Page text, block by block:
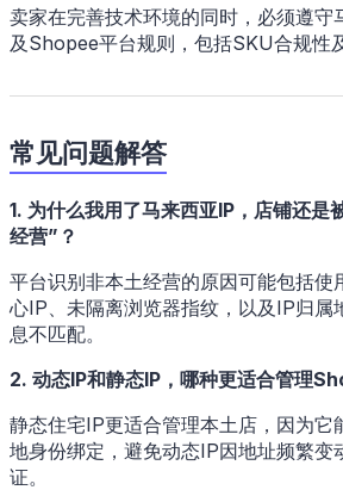
卖家在完善技术环境的同时，必须遵守
及Shopee平台规则，包括SKU合规性
常见问题解答
1. 为什么我用了马来西亚IP，店铺还是
经营”？
平台识别非本土经营的原因可能包括使
心IP、未隔离浏览器指纹，以及IP归属
息不匹配。
2. 动态IP和静态IP，哪种更适合管理
静态住宅IP更适合管理本土店，因为它
地身份绑定，避免动态IP因地址频繁变
证。